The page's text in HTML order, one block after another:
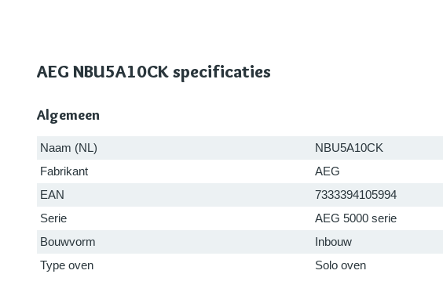
AEG NBU5A10CK specificaties
Algemeen
Naam (NL)
NBU5A10CK
Fabrikant
AEG
EAN
7333394105994
Serie
AEG 5000 serie
Bouwvorm
Inbouw
Type oven
Solo oven